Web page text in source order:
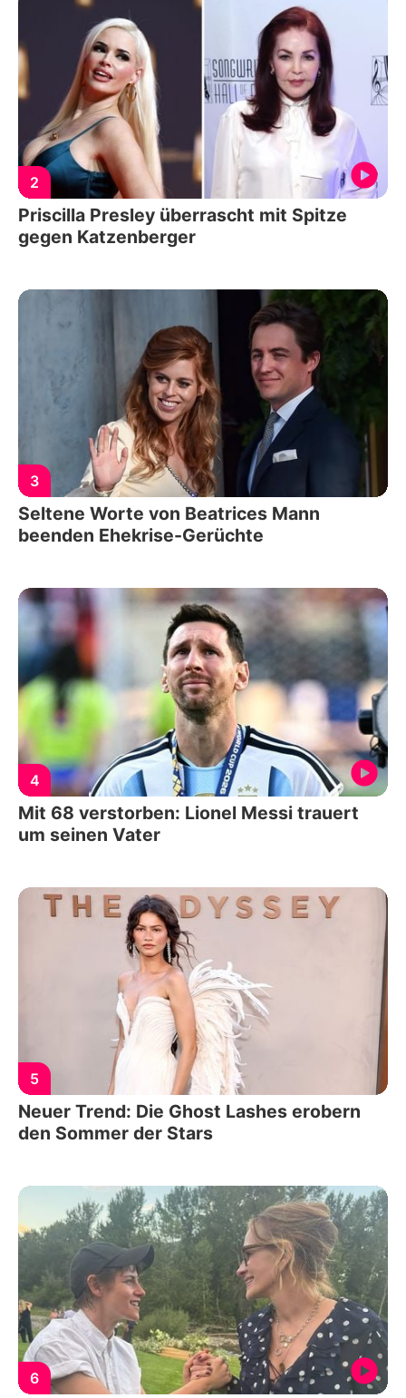
2
Priscilla Presley überrascht mit Spitze
gegen Katzenberger
3
Seltene Worte von Beatrices Mann
beenden Ehekrise-Gerüchte
4
Mit 68 verstorben: Lionel Messi trauert
um seinen Vater
5
Neuer Trend: Die Ghost Lashes erobern
den Sommer der Stars
6